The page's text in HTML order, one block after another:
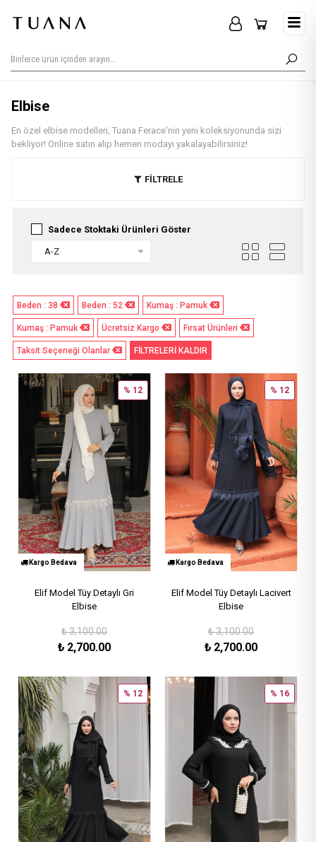
Elbise
En özel elbise modelleri, Tuana Ferace'nin yeni koleksiyonunda sizi
bekliyor! Online satın alıp hemen modayı yakalayabilirsiniz!
FİLTRELE
Sadece Stoktaki Ürünleri Göster
A-Z
Beden : 38 Beden : 52 Kumaş : Pamuk
Kumaş : Pamuk Ücretsiz Kargo Fırsat Ürünleri
Taksit Seçeneği Olanlar FİLTRELERİ KALDIR
Kargo Bedava
Elif Model Tüy Detaylı Gri
Elbise
₺3,100.00
₺ 2,700.00
% 12
Kargo Bedava
Elif Model Tüy Detaylı Lacivert
Elbise
₺3,100.00
₺ 2,700.00
% 12
% 12 % 16